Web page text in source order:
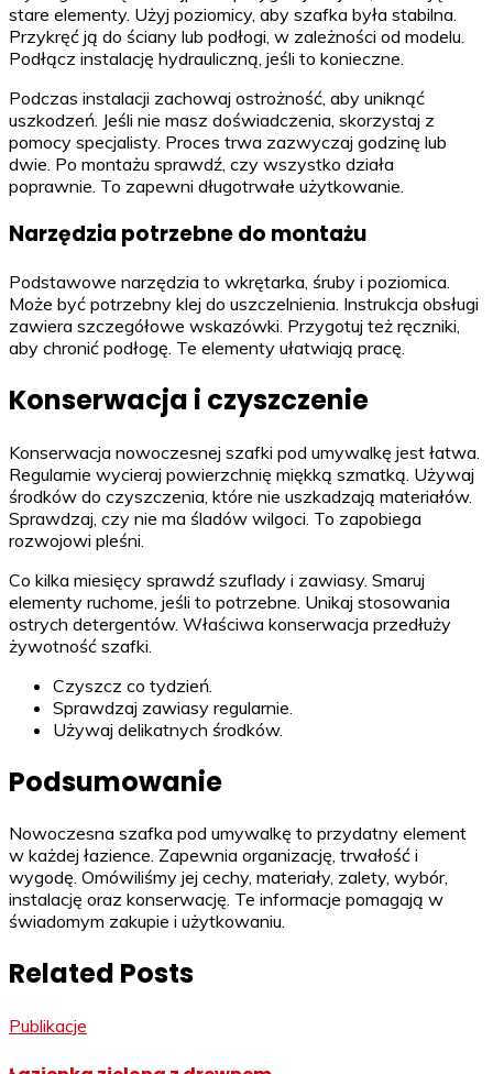
stare elementy. Użyj poziomicy, aby szafka była stabilna.
Przykręć ją do ściany lub podłogi, w zależności od modelu.
Podłącz instalację hydrauliczną, jeśli to konieczne.
Podczas instalacji zachowaj ostrożność, aby uniknąć
uszkodzeń. Jeśli nie masz doświadczenia, skorzystaj z
pomocy specjalisty. Proces trwa zazwyczaj godzinę lub
dwie. Po montażu sprawdź, czy wszystko działa
poprawnie. To zapewni długotrwałe użytkowanie.
Narzędzia potrzebne do montażu
Podstawowe narzędzia to wkrętarka, śruby i poziomica.
Może być potrzebny klej do uszczelnienia. Instrukcja obsługi
zawiera szczegółowe wskazówki. Przygotuj też ręczniki,
aby chronić podłogę. Te elementy ułatwiają pracę.
Konserwacja i czyszczenie
Konserwacja nowoczesnej szafki pod umywalkę jest łatwa.
Regularnie wycieraj powierzchnię miękką szmatką. Używaj
środków do czyszczenia, które nie uszkadzają materiałów.
Sprawdzaj, czy nie ma śladów wilgoci. To zapobiega
rozwojowi pleśni.
Co kilka miesięcy sprawdź szuflady i zawiasy. Smaruj
elementy ruchome, jeśli to potrzebne. Unikaj stosowania
ostrych detergentów. Właściwa konserwacja przedłuży
żywotność szafki.
Czyszcz co tydzień.
Sprawdzaj zawiasy regularnie.
Używaj delikatnych środków.
Podsumowanie
Nowoczesna szafka pod umywalkę to przydatny element
w każdej łazience. Zapewnia organizację, trwałość i
wygodę. Omówiliśmy jej cechy, materiały, zalety, wybór,
instalację oraz konserwację. Te informacje pomagają w
świadomym zakupie i użytkowaniu.
Related Posts
Publikacje